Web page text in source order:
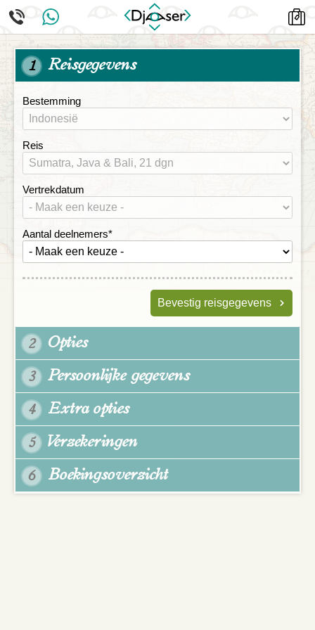
1 Reisgegevens
Bestemming
Reis
Vertrekdatum
Aantal deelnemers*
Bevestig reisgegevens
2 Opties
3 Persoonlijke gegevens
4 Extra opties
5 Verzekeringen
6 Boekingsoverzicht